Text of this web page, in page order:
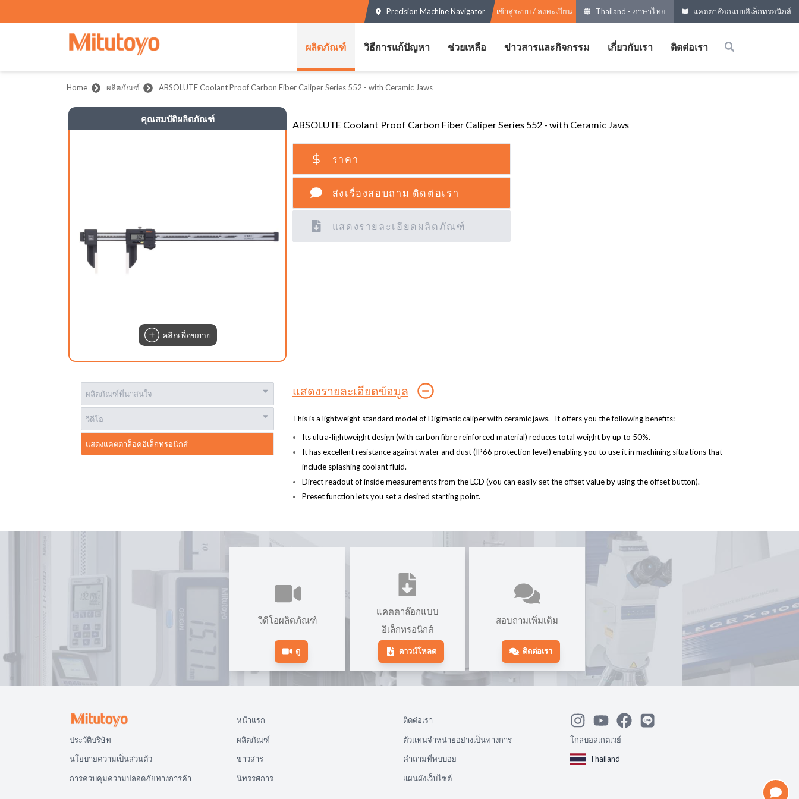
Precision Machine Navigator เข้าสู่ระบบ / ลงทะเบียน Thailand - ภาษาไทย แคตตาล๊อกแบบอิเล็กทรอนิกส์
ผลิตภัณฑ์ วิธีการแก้ปัญหา ช่วยเหลือ ข่าวสารและกิจกรรม เกี่ยวกับเรา ติดต่อเรา
Home ผลิตภัณฑ์ ABSOLUTE Coolant Proof Carbon Fiber Caliper Series 552 - with Ceramic Jaws
คุณสมบัติผลิตภัณฑ์
คลิกเพื่อขยาย
ABSOLUTE Coolant Proof Carbon Fiber Caliper Series 552 - with Ceramic Jaws
ราคา
ส่งเรื่องสอบถาม ติดต่อเรา
แสดงรายละเอียดผลิตภัณฑ์
ผลิตภัณฑ์ที่น่าสนใจ
วีดีโอ
แสดงแคตตาล็อคอิเล็กทรอนิกส์
แสดงรายละเอียดข้อมูล
This is a lightweight standard model of Digimatic caliper with ceramic jaws. -It offers you the following benefits:
Its ultra-lightweight design (with carbon fibre reinforced material) reduces total weight by up to 50%.
It has excellent resistance against water and dust (IP66 protection level) enabling you to use it in machining situations that
include splashing coolant fluid.
Direct readout of inside measurements from the LCD (you can easily set the offset value by using the offset button).
Preset function lets you set a desired starting point.
วีดีโอผลิตภัณฑ์
ดู
แคตตาล๊อกแบบ
อิเล็กทรอนิกส์
ดาวน์โหลด
สอบถามเพิ่มเติม
ติดต่อเรา
ประวัติบริษัท
นโยบายความเป็นส่วนตัว
การควบคุมความปลอดภัยทางการค้า
หน้าแรก
ผลิตภัณฑ์
ข่าวสาร
นิทรรศการ
ติดต่อเรา
ตัวแทนจำหน่ายอย่างเป็นทางการ
คำถามที่พบบ่อย
แผนผังเว็บไซต์
โกลบอลเกตเวย์
Thailand